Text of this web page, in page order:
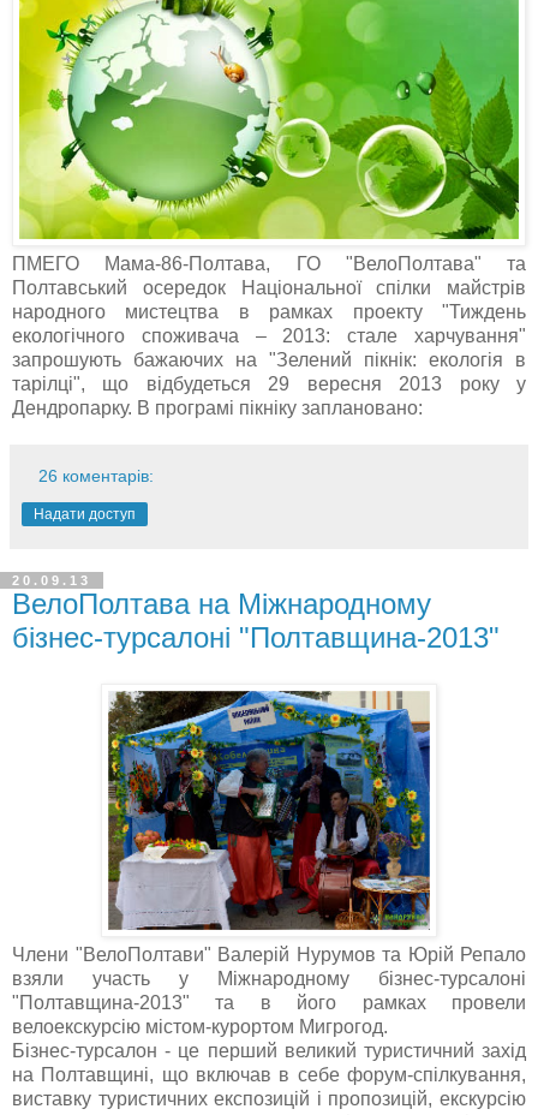
ПМЕГО Мама-86-Полтава, ГО "ВелоПолтава" та
Полтавський осередок Національної спілки майстрів
народного мистецтва в рамках проекту "Тиждень
екологічного споживача – 2013: стале харчування"
запрошують бажаючих на "Зелений пікнік: екологія в
тарілці", що відбудеться 29 вересня 2013 року у
Дендропарку. В програмі пікніку заплановано:
26 коментарів:
Надати доступ
20.09.13
ВелоПолтава на Міжнародному
бізнес-турсалоні "Полтавщина-2013"
Члени "ВелоПолтави" Валерій Нурумов та Юрій Репало
взяли участь у Міжнародному бізнес-турсалоні
"Полтавщина-2013" та в його рамках провели
велоекскурсію містом-курортом Мигрогод.
Бізнес-турсалон - це перший великий туристичний захід
на Полтавщині, що включав в себе форум-спілкування,
виставку туристичних експозицій і пропозицій, екскурсію